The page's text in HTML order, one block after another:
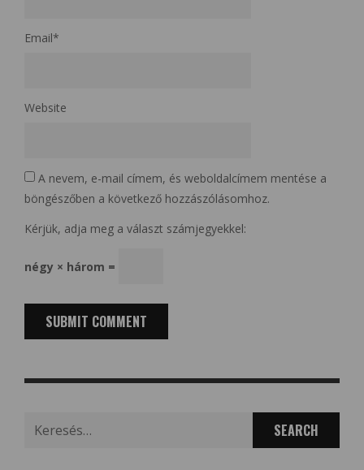
Email*
Website
A nevem, e-mail címem, és weboldalcímem mentése a
böngészőben a következő hozzászólásomhoz.
Kérjük, adja meg a választ számjegyekkel:
négy × három =